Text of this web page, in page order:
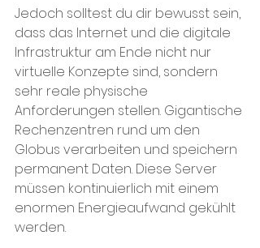
Jedoch solltest du dir bewusst sein,
dass das Internet und die digitale
Infrastruktur am Ende nicht nur
virtuelle Konzepte sind, sondern
sehr reale physische
Anforderungen stellen. Gigantische
Rechenzentren rund um den
Globus verarbeiten und speichern
permanent Daten. Diese Server
müssen kontinuierlich mit einem
enormen Energieaufwand gekühlt
werden.